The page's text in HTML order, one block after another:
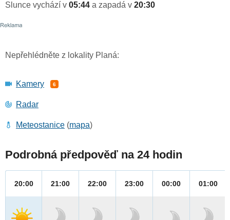
Slunce vychází v 05:44 a zapadá v 20:30
Nepřehlédněte z lokality Planá:
Kamery 6
Radar
Meteostanice (mapa)
Podrobná předpověď na 24 hodin
20:00 21:00 22:00 23:00 00:00 01:00